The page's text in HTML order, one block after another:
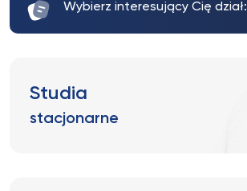
Wybierz interesujący Cię dział:
Studia
stacjonarne